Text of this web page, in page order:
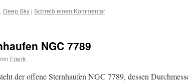
, Deep Sky | Schreib einen Kommentar
NGC 7789
Frank
der offene Sternhaufen NGC 7789, dessen